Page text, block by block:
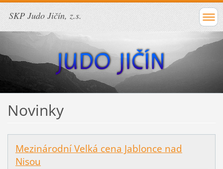
SKP Judo Jičín, z.s.
Novinky
Mezinárodní Velká cena Jablonce nad
Nisou